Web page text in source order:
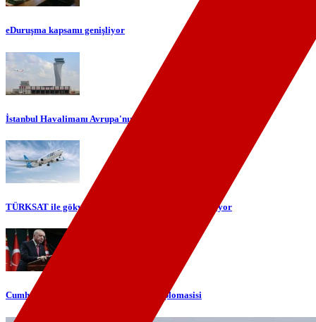
eDuruşma kapsamı genişliyor
İstanbul Havalimanı Avrupa'nın en yoğun havalimanı oldu
TÜRKSAT ile gökyüzünde yerli internet dönemi başlıyor
Cumhurbaşkanı Erdoğan'dan telefon diplomasisi